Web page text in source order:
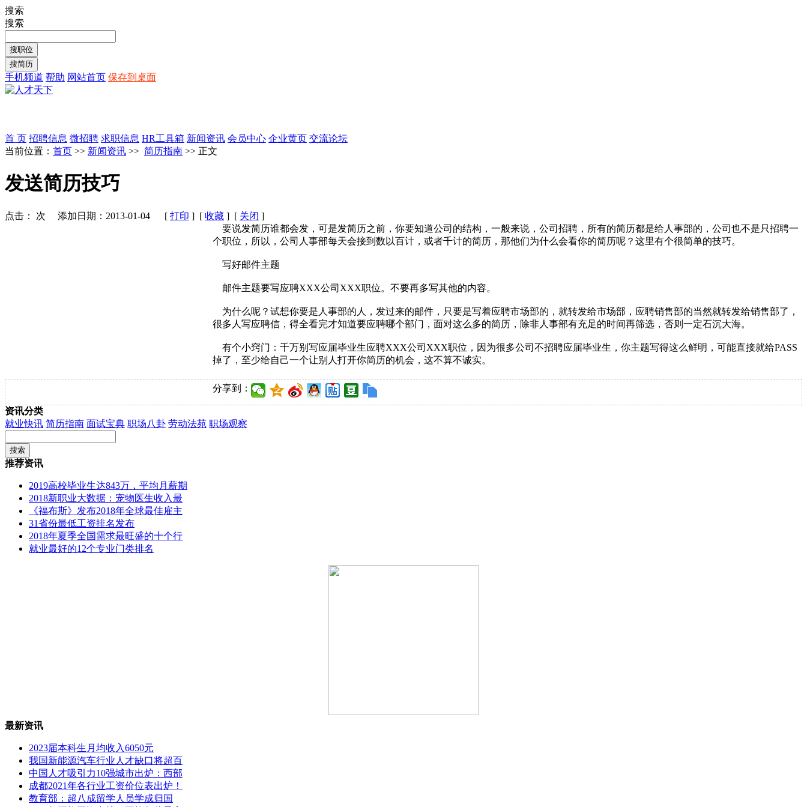
搜索
搜索
手机频道 帮助 网站首页 保存到桌面
首 页 招聘信息 微招聘 求职信息 HR工具箱 新闻资讯 会员中心 企业黄页 交流论坛
当前位置： 首页 >> 新闻资讯 >> 简历指南 >> 正文
发送简历技巧
点击： 次 添加日期：2013-01-04 [ 打印 ] [ 收藏 ] [ 关闭 ]
要说发简历谁都会发，可是发简历之前，你要知道公司的结构，一般来说，公司招聘，所有的简历都是给人事部的，公司也不是只招聘一
个职位，所以，公司人事部每天会接到数以百计，或者千计的简历，那他们为什么会看你的简历呢？这里有个很简单的技巧。
写好邮件主题
邮件主题要写应聘XXX公司XXX职位。不要再多写其他的内容。
为什么呢？试想你要是人事部的人，发过来的邮件，只要是写着应聘市场部的，就转发给市场部，应聘销售部的当然就转发给销售部了，
很多人写应聘信，得全看完才知道要应聘哪个部门，面对这么多的简历，除非人事部有充足的时间再筛选，否则一定石沉大海。
有个小窍门：千万别写应届毕业生应聘XXX公司XXX职位，因为很多公司不招聘应届毕业生，你主题写得这么鲜明，可能直接就给PASS
掉了，至少给自己一个让别人打开你简历的机会，这不算不诚实。
分享到：
资讯分类
就业快讯 简历指南 面试宝典 职场八卦 劳动法苑 职场观察
推荐资讯
2019高校毕业生达843万，平均月薪期
2018新职业大数据：宠物医生收入最
《福布斯》发布2018年全球最佳雇主
31省份最低工资排名发布
2018年夏季全国需求最旺盛的十个行
就业最好的12个专业门类排名
最新资讯
2023届本科生月均收入6050元
我国新能源汽车行业人才缺口将超百
中国人才吸引力10强城市出炉：西部
成都2021年各行业工资价位表出炉！
教育部：超八成留学人员学成归国